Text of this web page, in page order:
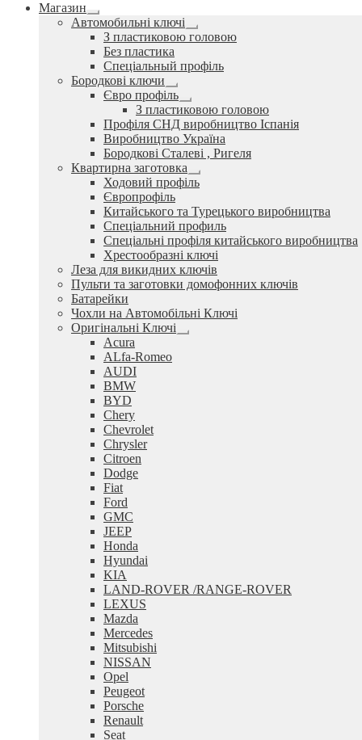
Магазин
Розгорнуте
вкладене
меню
Автомобильні ключі
Розгорнуте
вкладене
З пластиковою головою
Без пластика
Спеціальный профіль
Бородкові ключи
Розгорнуте
вкладене
меню
Євро профіль
Розгорнуте
вкладене
меню
З пластиковою головою
Профіля СНД виробництво Іспанія
Виробництво Україна
Бородкові Сталеві , Ригеля
Квартирна заготовка
Розгорнуте
вкладене
Ходовий профіль
Європрофіль
Китайського та Турецького виробництва
Спеціальний профиль
Спеціальні профіля китайського виробництва
Хрестообразні ключі
Леза для викидних ключів
Пульти та заготовки домофонних ключів
Батарейки
Чохли на Автомобільні Ключі
Оригінальні Ключі
Розгорнуте
Acura
ALfa-Romeo
AUDI
BMW
BYD
Chery
Chevrolet
Chrysler
Citroen
Dodge
Fiat
Ford
GMC
JEEP
Honda
Hyundai
KIA
LAND-ROVER /RANGE-ROVER
LEXUS
Mazda
Mercedes
Mitsubishi
NISSAN
Opel
Peugeot
Porsche
Renault
Seat